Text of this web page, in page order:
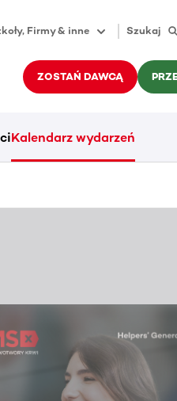
Firmy & inne Szukaj
ZOSTAŃ DAWCĄ
Kalendarz wydarzeń